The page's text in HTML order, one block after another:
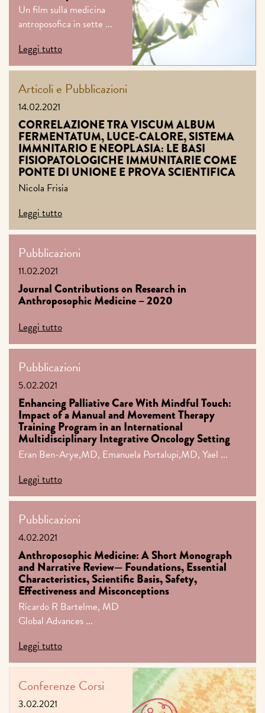
Un film sulla medicina
antroposofica in sette ...
Leggi tutto
Articoli e Pubblicazioni
14.02.2021
CORRELAZIONE TRA VISCUM ALBUM
FERMENTATUM, LUCE-CALORE, SISTEMA
IMMNITARIO E NEOPLASIA: LE BASI
FISIOPATOLOGICHE IMMUNITARIE COME
PONTE DI UNIONE E PROVA SCIENTIFICA
Nicola Frisia
Leggi tutto
Pubblicazioni
11.02.2021
Journal Contributions on Research in
Anthroposophic Medicine – 2020
Leggi tutto
Pubblicazioni
5.02.2021
Enhancing Palliative Care With Mindful Touch:
Impact of a Manual and Movement Therapy
Training Program in an International
Multidisciplinary Integrative Oncology Setting
Eran Ben-Arye,MD, Emanuela Portalupi,MD, Yael ...
Leggi tutto
Pubblicazioni
4.02.2021
Anthroposophic Medicine: A Short Monograph
and Narrative Review— Foundations, Essential
Characteristics, Scientific Basis, Safety,
Effectiveness and Misconceptions
Ricardo R Bartelme, MD
Global Advances ...
Leggi tutto
Conferenze Corsi
3.02.2021